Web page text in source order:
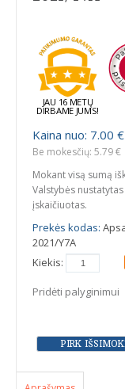
JAU 16 METŲ
DIRBAME JUMS!
Kaina nuo: 7.00 €
Be mokesčių: 5.79 €
Mokant visą sumą
Valstybės
įskaičiuotas.
Prekės kodas:
2021/Y7A
Kiekis:
Pridėti palyginimui